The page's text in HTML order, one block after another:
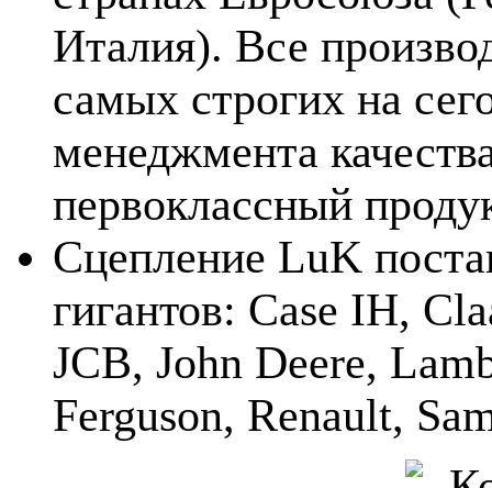
Италия). Все
самых строгих на
менеджмента
первоклассный
Сцепление LuK
гигантов: Case IH,
JCB, John Deere,
Ferguson, Renault,